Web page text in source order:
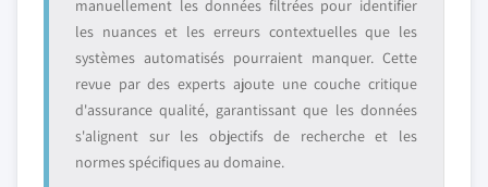
manuellement les données filtrées pour identifier
les nuances et les erreurs contextuelles que les
systèmes automatisés pourraient manquer. Cette
revue par des experts ajoute une couche critique
d'assurance qualité, garantissant que les données
s'alignent sur les objectifs de recherche et les
normes spécifiques au domaine.